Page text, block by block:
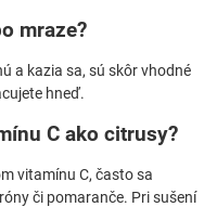
mraze?
a kazia sa, sú skôr vhodné
hneď.
C ako citrusy?
vitamínu C, často sa
či pomaranče. Pri sušení